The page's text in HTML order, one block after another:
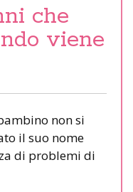
che
viene
non si
il suo nome
di problemi di